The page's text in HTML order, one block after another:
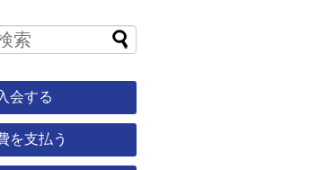
会する
を支払う